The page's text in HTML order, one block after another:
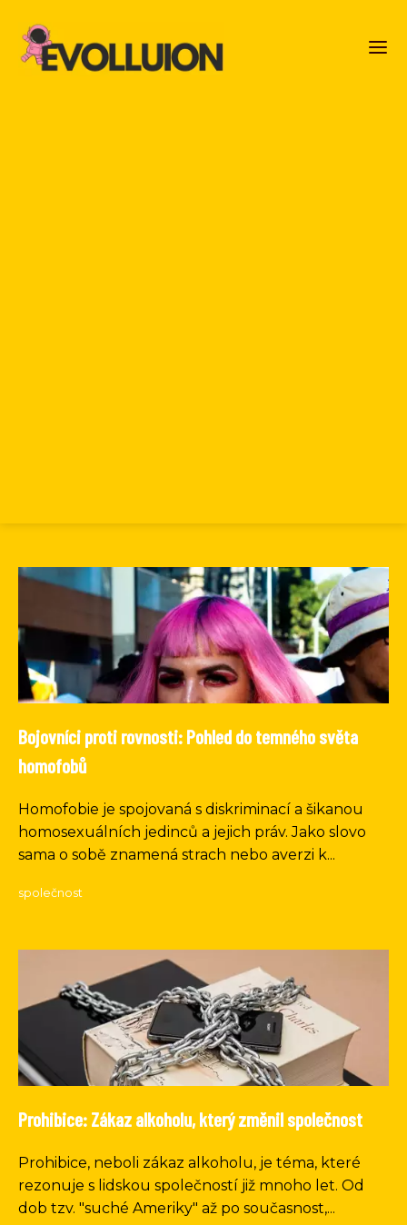
Bojovníci proti rovnosti: Pohled do temného světa
homofobů
Homofobie je spojovaná s diskriminací a šikanou
homosexuálních jedinců a jejich práv. Jako slovo
sama o sobě znamená strach nebo averzi k...
společnost
Prohibice: Zákaz alkoholu, který změnil společnost
Prohibice, neboli zákaz alkoholu, je téma, které
rezonuje s lidskou společností již mnoho let. Od
dob tzv. "suché Ameriky" až po současnost,...